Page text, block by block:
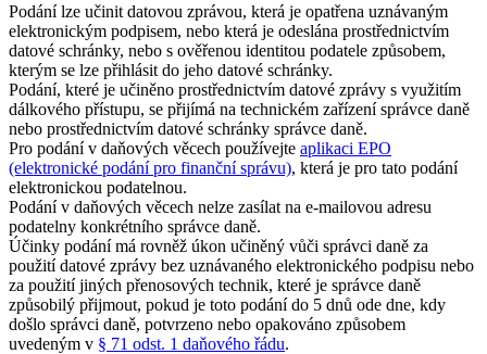
Podání lze učinit datovou zprávou, která je opatřena uznávaným
elektronickým podpisem, nebo která je odeslána prostřednictvím
datové schránky, nebo s ověřenou identitou podatele způsobem,
kterým se lze přihlásit do jeho datové schránky.
Podání, které je učiněno prostřednictvím datové zprávy s využitím
dálkového přístupu, se přijímá na technickém zařízení správce daně
nebo prostřednictvím datové schránky správce daně.
Pro podání v daňových věcech používejte aplikaci EPO
(elektronické podání pro finanční správu), která je pro tato podání
elektronickou podatelnou.
Podání v daňových věcech nelze zasílat na e-mailovou adresu
podatelny konkrétního správce daně.
Účinky podání má rovněž úkon učiněný vůči správci daně za
použití datové zprávy bez uznávaného elektronického podpisu nebo
za použití jiných přenosových technik, které je správce daně
způsobilý přijmout, pokud je toto podání do 5 dnů ode dne, kdy
došlo správci daně, potvrzeno nebo opakováno způsobem
uvedeným v § 71 odst. 1 daňového řádu.